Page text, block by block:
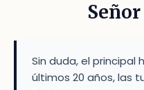
Sin duda, el
últimos 20 años, las